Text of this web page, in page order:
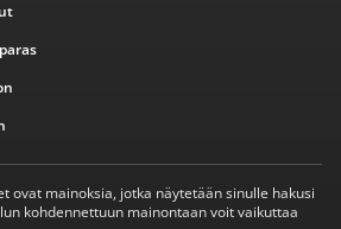
ovat mainoksia, jotka näytetään sinulle hakusi
kohdennettuun mainontaan voit vaikuttaa